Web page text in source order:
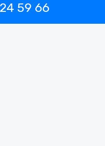
59 66